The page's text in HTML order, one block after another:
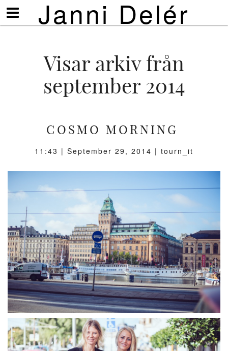
Janni Delér
Visa/göm
meny
Visar arkiv från
september 2014
COSMO MORNING
11:43 | September 29, 2014 | tourn_it